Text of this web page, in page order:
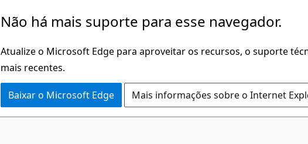
Não há mais suporte para esse navegador.
Atualize o Microsoft Edge para aproveitar os recursos, o suporte
mais recentes.
Baixar o Microsoft Edge Mais informações sobre o Internet